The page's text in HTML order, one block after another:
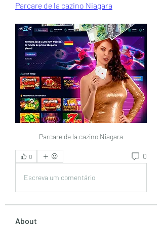
Parcare de la cazino Niagara
Parcare de la cazino Niagara
0 0
Escreva um comentário
About